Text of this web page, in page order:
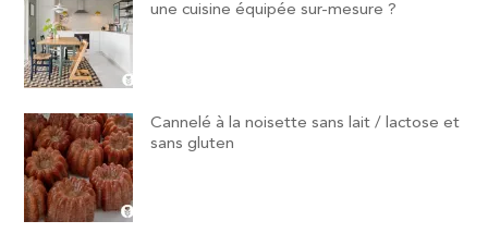
une cuisine équipée sur-mesure ?
Cannelé à la noisette sans lait / lactose et
sans gluten